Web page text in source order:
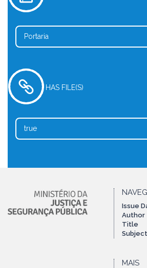
Portaria
HAS FILE(S)
true
Issue
Author
Title
Subject
MAIS